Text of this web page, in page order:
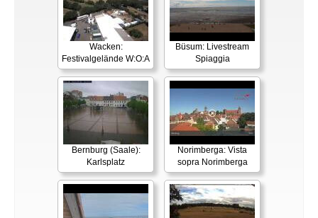
Wacken:
Festivalgelände W:O:A
Büsum: Livestream
Spiaggia
Bernburg (Saale):
Karlsplatz
Norimberga: Vista
sopra Norimberga